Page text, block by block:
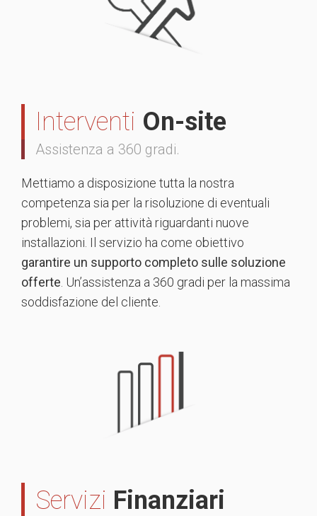
Interventi On-site
Assistenza a 360 gradi.
Mettiamo a disposizione tutta la nostra
competenza sia per la risoluzione di eventuali
problemi, sia per attività riguardanti nuove
installazioni. Il servizio ha come obiettivo
garantire un supporto completo sulle soluzione
offerte . Un’assistenza a 360 gradi per la massima
soddisfazione del cliente.
Servizi Finanziari